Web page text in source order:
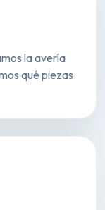
la avería
qué piezas